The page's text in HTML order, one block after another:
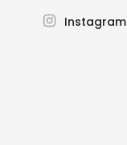
Instagram